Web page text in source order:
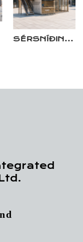
HÁTT DEKORERÐ ÚR FYRIRFRAMGERÐUM HÓLPI, ENDURVINNANLEG, 2 40FT BREYTT BYGGINGARHÓLUR ÍBÚÐARVILLU HÚS MEÐ 2 HERBERGJUM